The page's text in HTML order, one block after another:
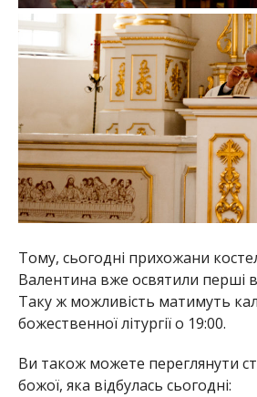
Тому, сьогодні прихожани
Валентина вже освятили перші
Таку ж можливість матимуть
божественної літургії о 19:00.
Ви також можете переглянути
божої, яка відбулась сьогодні: